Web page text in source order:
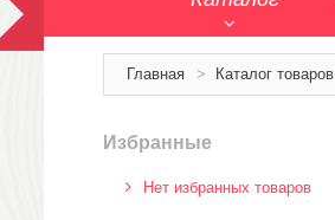
Главная > Каталог товаров
Избранные
Нет избранных товаров